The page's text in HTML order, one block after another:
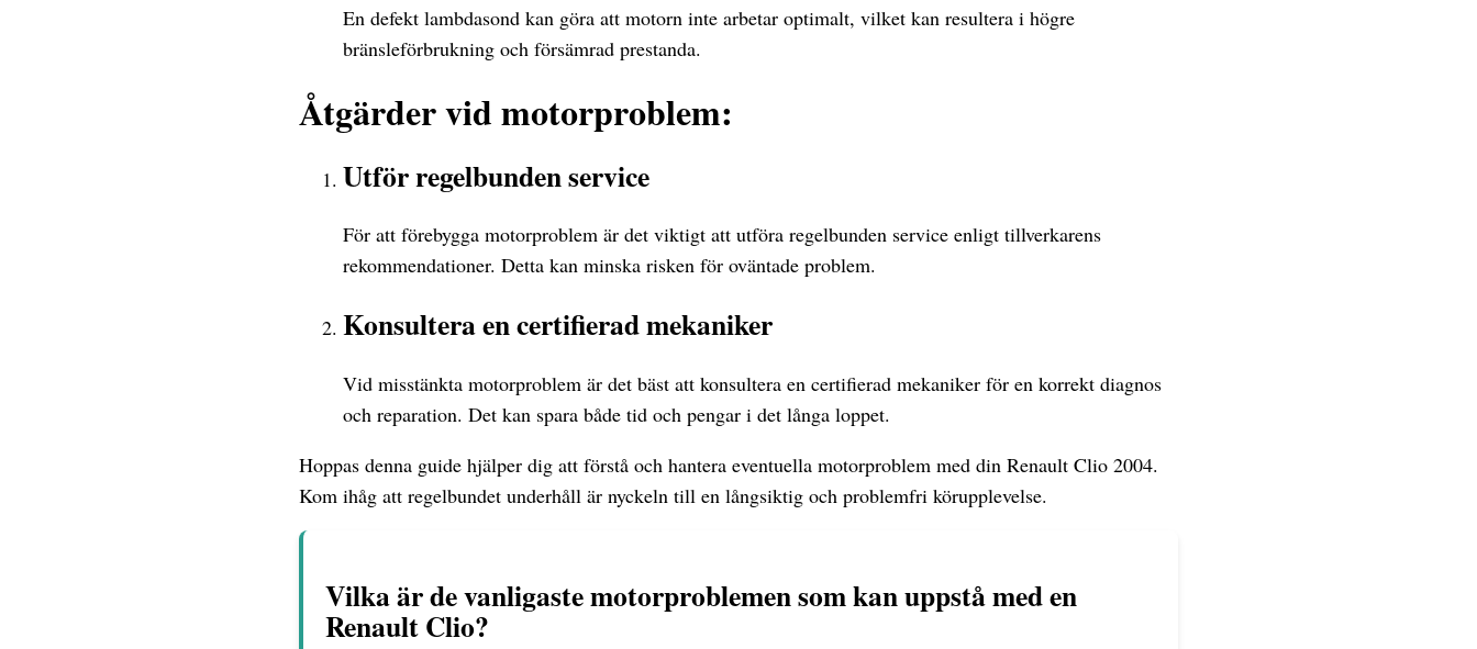
En defekt lambdasond kan göra att motorn inte arbetar optimalt, vilket kan resultera i högre
bränsleförbrukning och försämrad prestanda.
Åtgärder vid motorproblem:
Utför regelbunden service
För att förebygga motorproblem är det viktigt att utföra regelbunden service enligt tillverkarens
rekommendationer. Detta kan minska risken för oväntade problem.
Konsultera en certifierad mekaniker
Vid misstänkta motorproblem är det bäst att konsultera en certifierad mekaniker för en korrekt diagnos
och reparation. Det kan spara både tid och pengar i det långa loppet.
Hoppas denna guide hjälper dig att förstå och hantera eventuella motorproblem med din Renault Clio 2004.
Kom ihåg att regelbundet underhåll är nyckeln till en långsiktig och problemfri körupplevelse.
Vilka är de vanligaste motorproblemen som kan uppstå med en
Renault Clio?